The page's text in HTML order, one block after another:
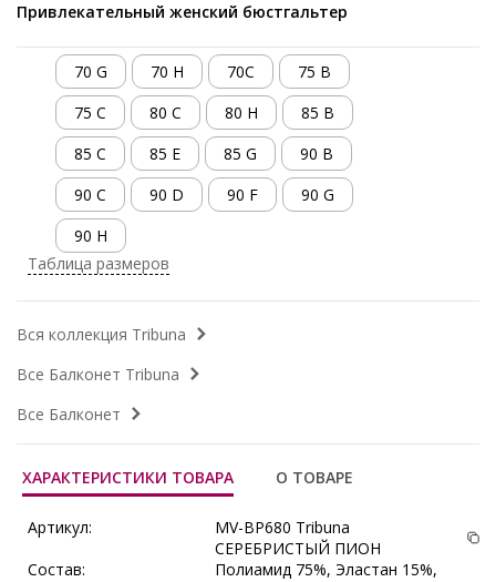
Привлекательный женский бюстгальтер
70 G 70 H 70C
75 B
75 C
80 C 80 H
85 B
85 C
85 E 85 G
90 B
90 C
90 D 90 F
90 G
90 H
Таблица размеров
Вся коллекция Tribuna
Все Балконет Tribuna
Все Балконет
ХАРАКТЕРИСТИКИ ТОВАРА О ТОВАРЕ
Артикул:
MV-BP680 Tribuna
СЕРЕБРИСТЫЙ ПИОН
Состав:
Полиамид 75%, Эластан 15%,